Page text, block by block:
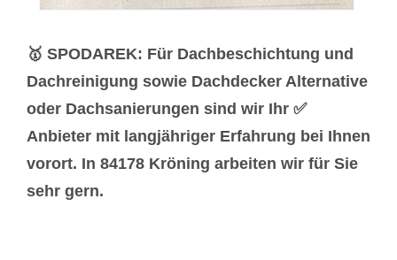
🥇 SPODAREK: Für Dachbeschichtung und
Dachreinigung sowie Dachdecker Alternative
oder Dachsanierungen sind wir Ihr ✅
Anbieter mit langjähriger Erfahrung bei Ihnen
vorort. In 84178 Kröning arbeiten wir für Sie
sehr gern.